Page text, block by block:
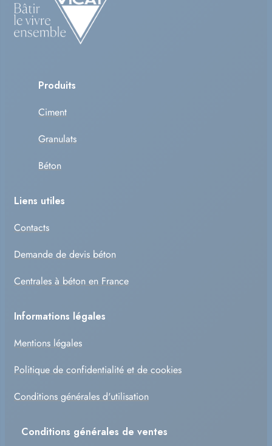
Produits
Ciment
Granulats
Béton
Liens utiles
Contacts
Demande de devis béton
Centrales à béton en France
Informations légales
Mentions légales
Politique de confidentialité et de cookies
Conditions générales d'utilisation
Conditions générales de ventes